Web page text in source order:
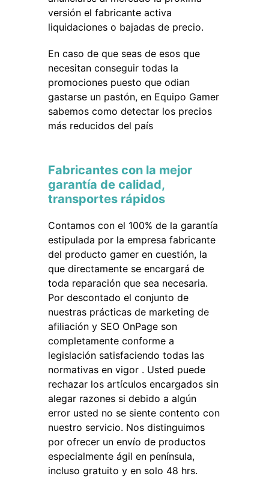
versión el fabricante activa
liquidaciones o bajadas de precio.
En caso de que seas de esos que
necesitan conseguir todas la
promociones puesto que odian
gastarse un pastón, en Equipo Gamer
sabemos como detectar los precios
más reducidos del país
Fabricantes con la mejor
garantía de calidad,
transportes rápidos
Contamos con el 100% de la garantía
estipulada por la empresa fabricante
del producto gamer en cuestión, la
que directamente se encargará de
toda reparación que sea necesaria.
Por descontado el conjunto de
nuestras prácticas de marketing de
afiliación y SEO OnPage son
completamente conforme a
legislación satisfaciendo todas las
normativas en vigor . Usted puede
rechazar los artículos encargados sin
alegar razones si debido a algún
error usted no se siente contento con
nuestro servicio. Nos distinguimos
por ofrecer un envío de productos
especialmente ágil en península,
incluso gratuito y en solo 48 hrs.